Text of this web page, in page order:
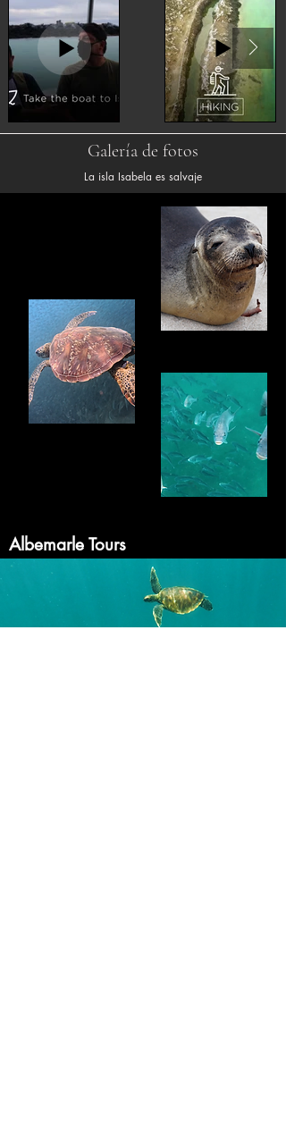
Galería de fotos
La isla Isabela es salvaje
Albemarle Tours